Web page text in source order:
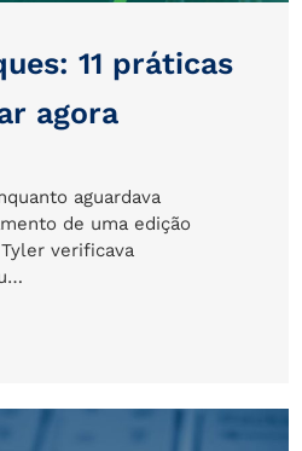
11 práticas
agora
aguardava
de uma edição
verificava